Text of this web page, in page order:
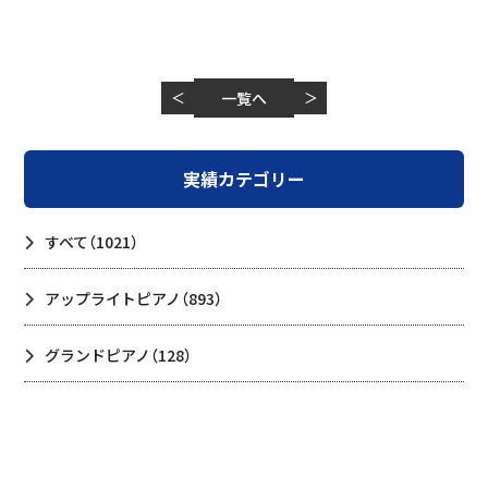
＜ 一覧へ ＞
実績カテゴリー
すべて（1021）
アップライトピアノ （893）
グランドピアノ （128）